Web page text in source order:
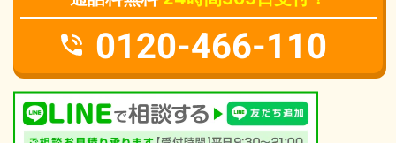
0120-466-110